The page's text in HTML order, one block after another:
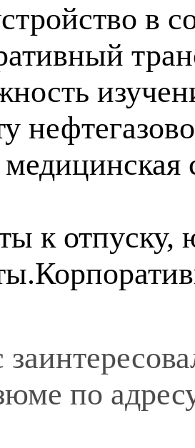
в
к отпуску,
по